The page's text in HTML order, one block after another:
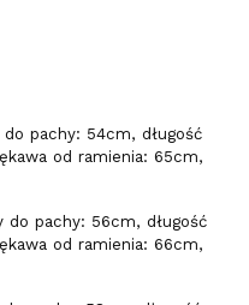
pachy: 54cm, długość
od ramienia: 65cm,
do pachy: 56cm, długość
od ramienia: 66cm,